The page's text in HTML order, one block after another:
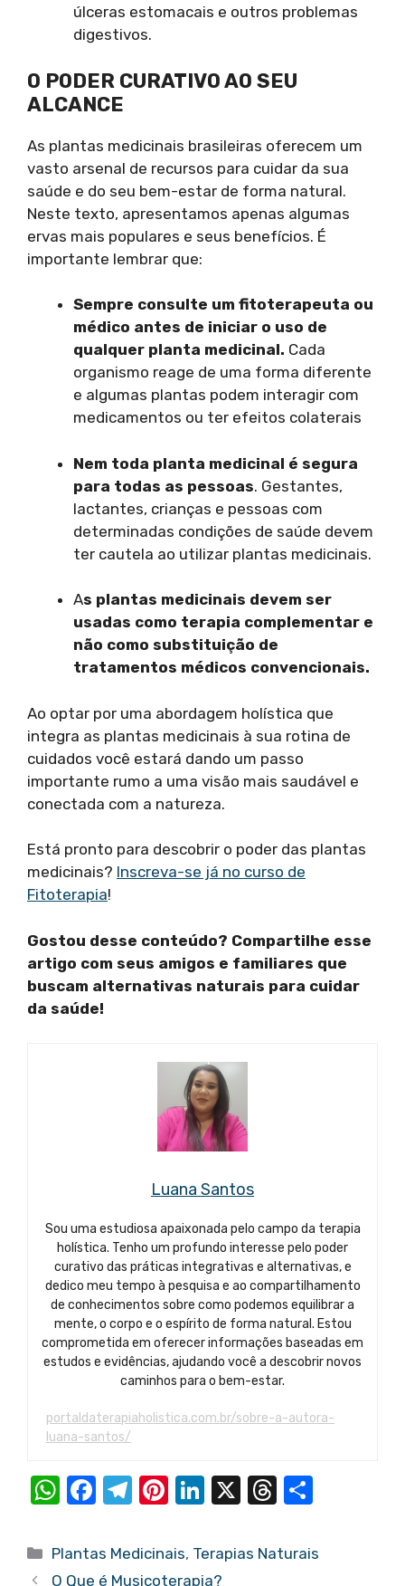
úlceras estomacais e outros problemas
digestivos.
O PODER CURATIVO AO SEU
ALCANCE
As plantas medicinais brasileiras oferecem um
vasto arsenal de recursos para cuidar da sua
saúde e do seu bem-estar de forma natural.
Neste texto, apresentamos apenas algumas
ervas mais populares e seus benefícios. É
importante lembrar que:
Sempre consulte um fitoterapeuta ou
médico antes de iniciar o uso de
qualquer planta medicinal. Cada
organismo reage de uma forma diferente
e algumas plantas podem interagir com
medicamentos ou ter efeitos colaterais
Nem toda planta medicinal é segura
para todas as pessoas. Gestantes,
lactantes, crianças e pessoas com
determinadas condições de saúde devem
ter cautela ao utilizar plantas medicinais.
As plantas medicinais devem ser
usadas como terapia complementar e
não como substituição de
tratamentos médicos convencionais.
Ao optar por uma abordagem holística que
integra as plantas medicinais à sua rotina de
cuidados você estará dando um passo
importante rumo a uma visão mais saudável e
conectada com a natureza.
Está pronto para descobrir o poder das plantas
medicinais? Inscreva-se já no curso de
Fitoterapia!
Gostou desse conteúdo? Compartilhe esse
artigo com seus amigos e familiares que
buscam alternativas naturais para cuidar
da saúde!
Luana Santos
Sou uma estudiosa apaixonada pelo campo da terapia
holística. Tenho um profundo interesse pelo poder
curativo das práticas integrativas e alternativas, e
dedico meu tempo à pesquisa e ao compartilhamento
de conhecimentos sobre como podemos equilibrar a
mente, o corpo e o espírito de forma natural. Estou
comprometida em oferecer informações baseadas em
estudos e evidências, ajudando você a descobrir novos
caminhos para o bem-estar.
portaldaterapiaholistica.com.br/sobre-a-autora-
luana-santos/
W
at
s
F
c
e
T
e
gr
Pi
er
e
Li
k
e
X
T
e
ar
Categorias
Plantas Medicinais, Terapias Naturais
O Que é Musicoterapia?